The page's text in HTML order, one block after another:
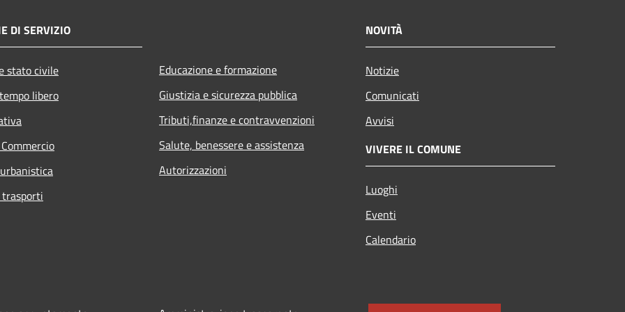
DI SERVIZIO
stato civile
libero
Educazione e formazione
Giustizia e sicurezza pubblica
Tributi,finanze e contravvenzioni
Salute, benessere e assistenza
Autorizzazioni
NOVITÀ
Notizie
Comunicati
Avvisi
VIVERE IL COMUNE
Luoghi
Eventi
Calendario